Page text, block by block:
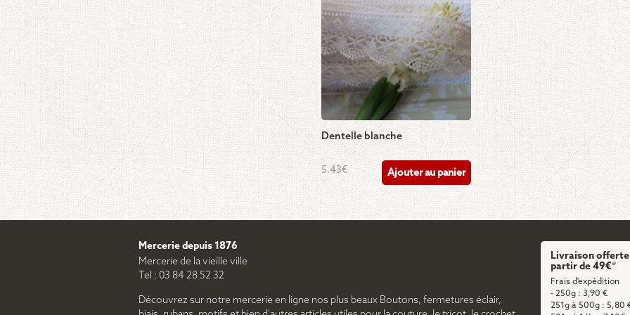
Dentelle blanche
5.43€ Ajouter au panier
Mercerie depuis 1876
Mercerie de la vieille ville
Tel : 03 84 28 52 32
Découvrez sur notre mercerie en ligne nos plus beaux Boutons, fermetures éclair,
Livraison offerte
partir de 49€*
Frais d'expédition
- 250g : 3,90 €
251g à 500g : 5,80